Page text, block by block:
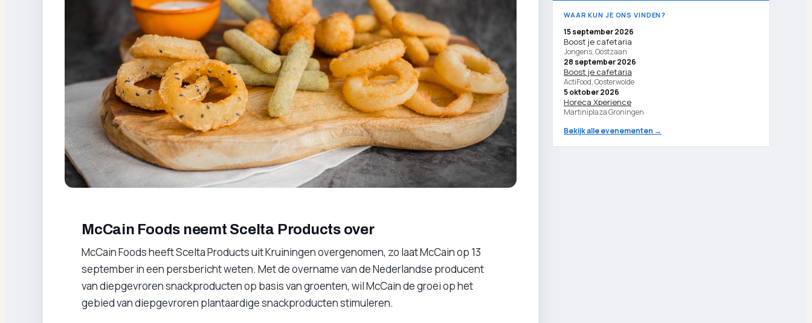
McCain Foods neemt Scelta Products over
McCain Foods heeft Scelta Products uit Kruiningen overgenomen, zo laat McCain op 13
september in een persbericht weten. Met de overname van de Nederlandse producent
van diepgevroren snackproducten op basis van groenten, wil McCain de groei op het
gebied van diepgevroren plantaardige snackproducten stimuleren.
WAAR KUN JE ONS VINDEN?
15 september 2026
Boost je cafetaria
Jongens, Oostzaan
28 september 2026
Boost je cafetaria
ActiFood, Oosterwolde
5 oktober 2026
Horeca Xperience
Martiniplaza Groningen
Bekijk alle evenementen →